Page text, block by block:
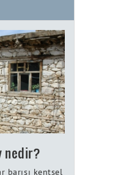
nedir?
barışı kentsel